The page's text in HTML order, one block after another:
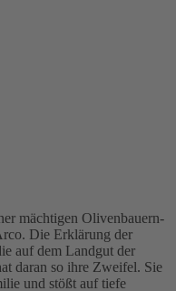
mächtigen Olivenbauern-
Die Erklärung der
auf dem Landgut der
daran so ihre Zweifel. Sie
und stößt auf tiefe